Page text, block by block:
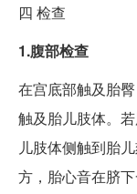
四 检查
1.腹部检查
在宫底部触及胎
触及胎儿肢体。
儿肢体侧触到胎
方，胎心音在脐